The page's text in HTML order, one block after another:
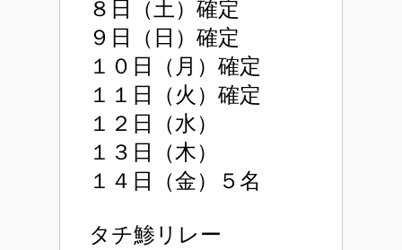
８日（土）確定
９日（日）確定
１０日（月）確定
１１日（火）確定
１２日（水）
１３日（木）
１４日（金）５名
タチ鯵リレー